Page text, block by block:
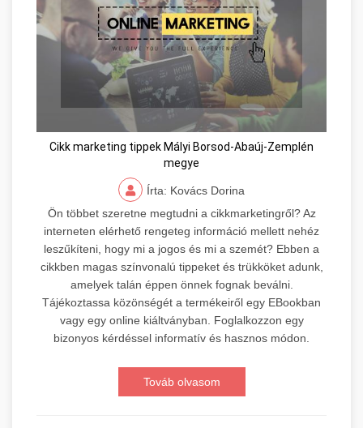
Cikk marketing tippek Mályi Borsod-Abaúj-Zemplén
megye
Írta: Kovács Dorina
Ön többet szeretne megtudni a cikkmarketingről? Az
interneten elérhető rengeteg információ mellett nehéz
leszűkíteni, hogy mi a jogos és mi a szemét? Ebben a
cikkben magas színvonalú tippeket és trükköket adunk,
amelyek talán éppen önnek fognak beválni.
Tájékoztassa közönségét a termékeiről egy EBookban
vagy egy online kiáltványban. Foglalkozzon egy
bizonyos kérdéssel informatív és hasznos módon.
Továb olvasom